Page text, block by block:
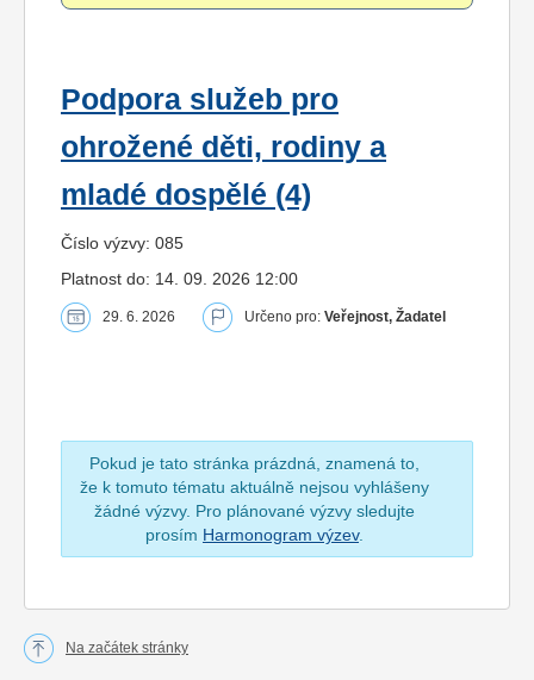
Podpora služeb pro
ohrožené děti, rodiny a
mladé dospělé (4)
Číslo výzvy: 085
Platnost do: 14. 09. 2026 12:00
29. 6. 2026 Určeno pro: Veřejnost, Žadatel
Pokud je tato stránka prázdná, znamená to,
že k tomuto tématu aktuálně nejsou vyhlášeny
žádné výzvy. Pro plánované výzvy sledujte
prosím Harmonogram výzev.
Na začátek stránky